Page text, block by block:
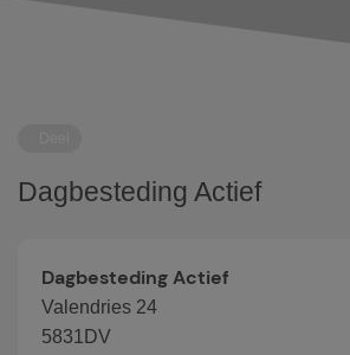
Dagbesteding Actief
Dagbesteding Actief
Valendries 24
5831DV